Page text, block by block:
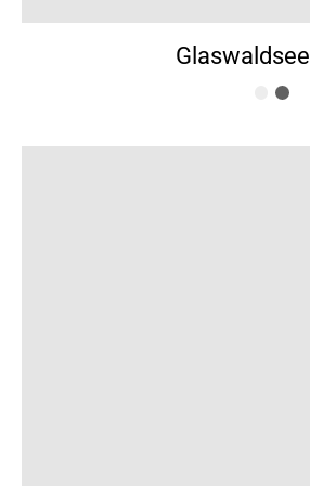
Glaswaldsee